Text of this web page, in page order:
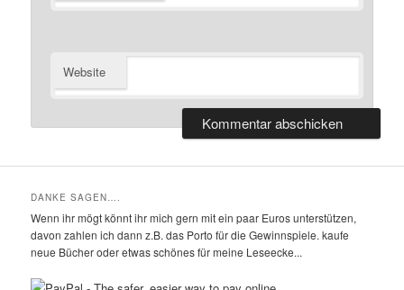
Website
DANKE SAGEN….
Wenn ihr mögt könnt ihr mich gern mit ein paar Euros unterstützen,
davon zahlen ich dann z.B. das Porto für die Gewinnspiele. kaufe
neue Bücher oder etwas schönes für meine Leseecke...